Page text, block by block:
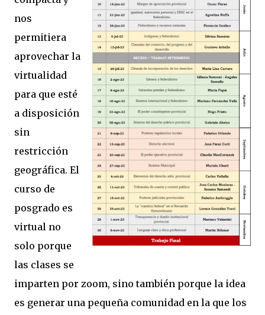
nos
permitiera
aprovechar la
virtualidad
para que esté
a disposición
sin
restricción
geográfica. El
curso de
posgrado es
virtual no
solo porque
las clases se
imparten por zoom, sino también porque la idea
es generar una pequeña comunidad en la que los